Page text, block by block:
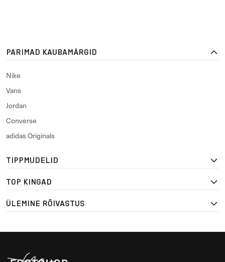
PARIMAD KAUBAMÄRGID
Nike
Vans
Jordan
Converse
adidas Originals
TIPPMUDELID
TOP KINGAD
ÜLEMINE RÕIVASTUS